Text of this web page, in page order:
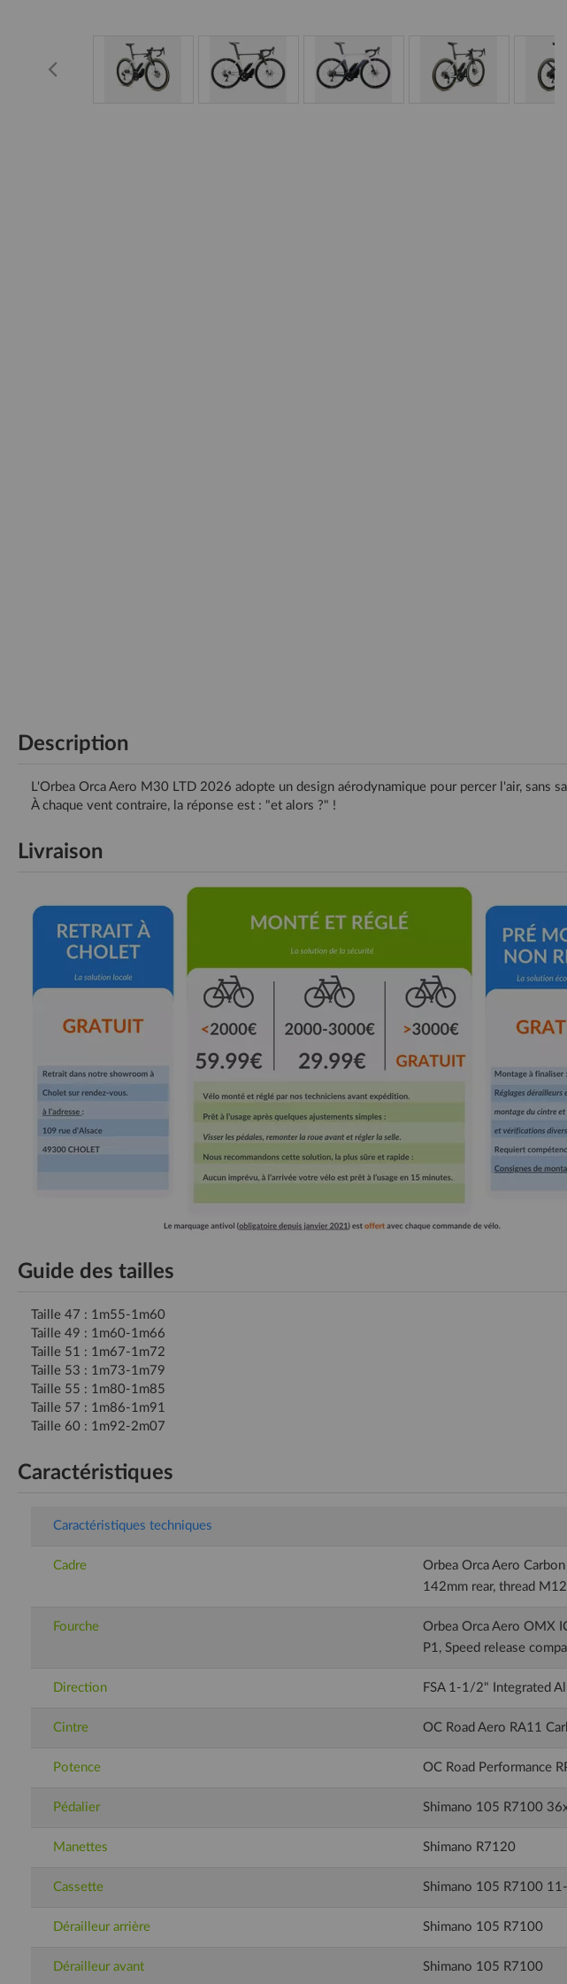
Description
L'Orbea Orca Aero M30 LTD 2026 adopte un design aérodynamique pour percer l'air,
À chaque vent contraire, la réponse est : "et alors ?" !
Livraison
Guide des tailles
Taille 47 : 1m55-1m60
Taille 49 : 1m60-1m66
Taille 51 : 1m67-1m72
Taille 53 : 1m73-1m79
Taille 55 : 1m80-1m85
Taille 57 : 1m86-1m91
Taille 60 : 1m92-2m07
Caractéristiques
Caractéristiques techniques
Cadre
Orbea Orca Aero
142mm rear, thread
Fourche
Orbea Orca Aero OMX
P1, Speed release
Direction FSA 1-1/2" Integrated
Cintre OC Road Aero RA11
Potence OC Road Performance
Pédalier Shimano 105 R7100
Manettes Shimano R7120
Cassette Shimano 105 R7100
Dérailleur arrière Shimano 105 R7100
Dérailleur avant Shimano 105 R7100